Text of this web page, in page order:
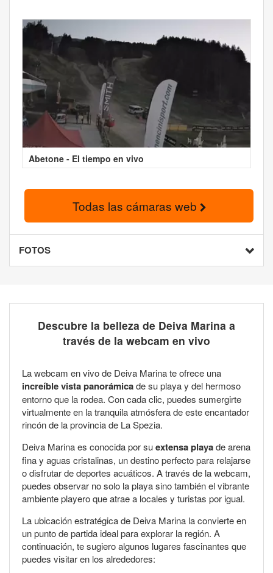
Abetone - El tiempo en vivo
Todas las cámaras web
FOTOS
Descubre la belleza de Deiva Marina a
través de la webcam en vivo
La webcam en vivo de Deiva Marina te ofrece una
increíble vista panorámicade su playa y del hermoso
entorno que la rodea. Con cada clic, puedes sumergirte
virtualmente en la tranquila atmósfera de este encantador
rincón de la provincia de La Spezia.
Deiva Marina es conocida por suextensa playade arena
fina y aguas cristalinas, un destino perfecto para relajarse
o disfrutar de deportes acuáticos. A través de la webcam,
puedes observar no solo la playa sino también el vibrante
ambiente playero que atrae a locales y turistas por igual.
La ubicación estratégica de Deiva Marina la convierte en
un punto de partida ideal para explorar la región. A
continuación, te sugiero algunos lugares fascinantes que
puedes visitar en los alrededores: